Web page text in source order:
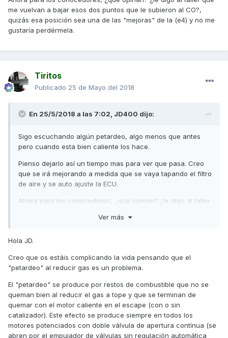
me vuelvan a bajar esos dos puntos que le subieron al CO?,
quizás esa posición sea una de las "mejoras" de la (e4) y no me
gustaría perdérmela.
Tiritos
Publicado 25 de Mayo del 2018
En 25/5/2018 a las 7:02, JD400 dijo:
Sigo escuchando algún petardeo, algo menos que antes
pero cuando esta bien caliente los hace.
Pienso dejarlo así un tiempo mas para ver que pasa. Creo
que se irá mejorando a medida que se vaya tapando el filtro
de aire y se auto ajuste la ECU.
Ahora para los conocedores, ¿que opinan? ¿le digo al taller
CO?, quizás esa posición sea una de las "mejoras" de la
Ver más
Hola JD.
Creo que os estáis complicando la vida pensando que el
"petardeo" al reducir gas es un problema.
El "petardeo" se produce por restos de combustible que no se
queman bien al reducir el gas a tope y que se terminan de
quemar con el motor caliente en el escape (con o sin
catalizador). Este efecto se produce siempre en todos los
motores potenciados con doble válvula de apertura contínua (se
abren por el empujador de válvulas sin regulación automática